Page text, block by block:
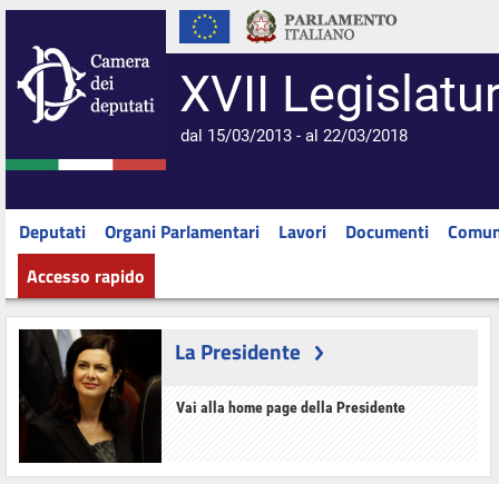
XVII
dal 15/03/2013 - al 22/03/2018
Deputati Organi Parlamentari Lavori Documenti
Accesso rapido
La Presidente
Vai alla home page della Presidente